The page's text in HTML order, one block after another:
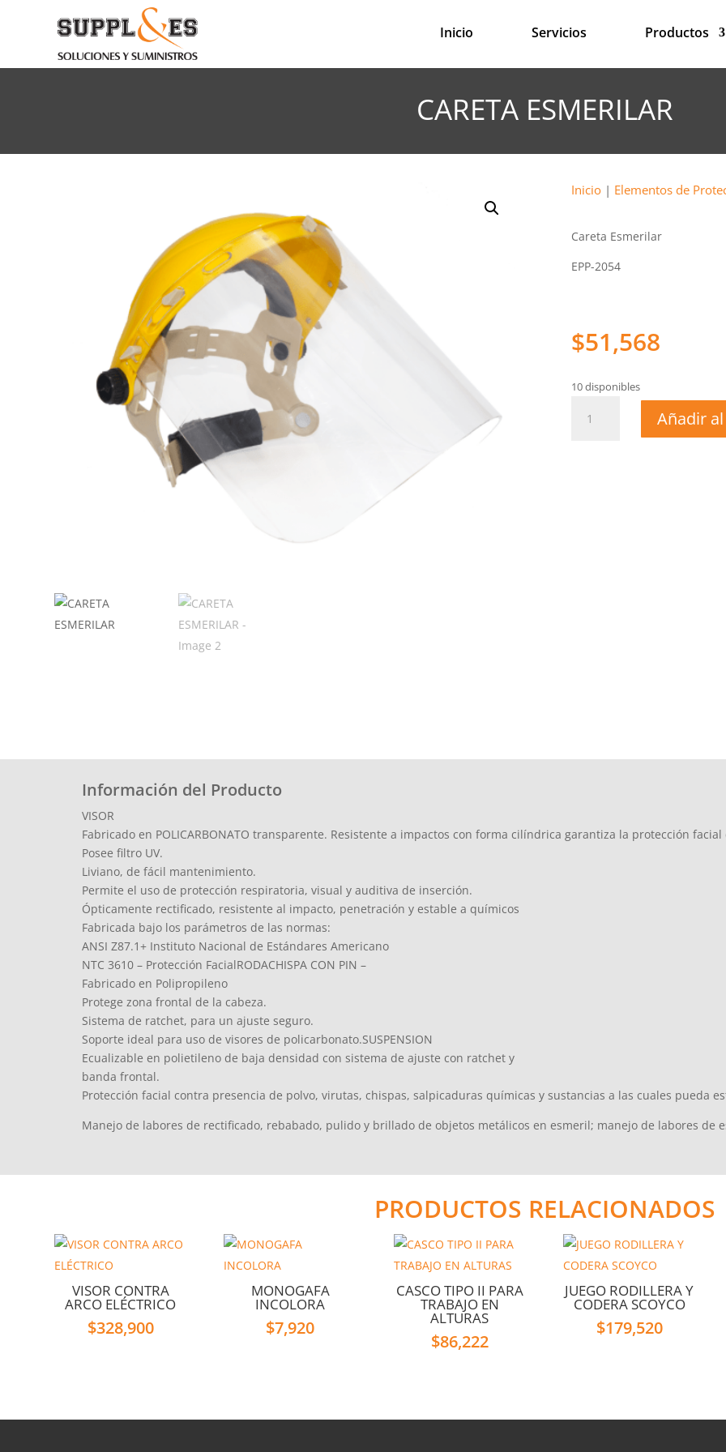
Inicio Servicios Productos
CARETA ESMERILAR
Inicio | Elementos de
Careta Esmerilar
EPP-2054
$51,568
10 disponibles
ESMERILAR
Añadir
Información del Producto
VISOR
Fabricado en POLICARBONATO transparente. Resistente a impactos con forma cilíndrica garantiza la protección
Posee filtro UV.
Liviano, de fácil mantenimiento.
Permite el uso de protección respiratoria, visual y auditiva de inserción.
Ópticamente rectificado, resistente al impacto, penetración y estable a químicos
Fabricada bajo los parámetros de las normas:
ANSI Z87.1+ Instituto Nacional de Estándares Americano
NTC 3610 – Protección FacialRODACHISPA CON PIN –
Fabricado en Polipropileno
Protege zona frontal de la cabeza.
Sistema de ratchet, para un ajuste seguro.
Soporte ideal para uso de visores de policarbonato.SUSPENSION
Ecualizable en polietileno de baja densidad con sistema de ajuste con ratchet y
banda frontal.
Protección facial contra presencia de polvo, virutas, chispas, salpicaduras químicas y sustancias a las cuales pueda
Manejo de labores de rectificado, rebabado, pulido y brillado de objetos metálicos en esmeril; manejo de labores de
PRODUCTOS RELACIONADOS
VISOR CONTRA
ARCO ELÉCTRICO
$328,900
MONOGAFA
INCOLORA
$7,920
CASCO TIPO II PARA
TRABAJO EN
ALTURAS
$86,222
JUEGO RODILLERA Y
CODERA SCOYCO
$179,520